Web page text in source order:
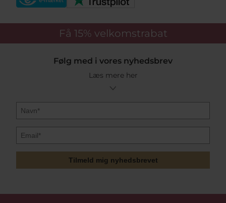
Få 15% velkomstrabat
Følg med i vores nyhedsbrev
Læs mere her
Tilmeld mig nyhedsbrevet